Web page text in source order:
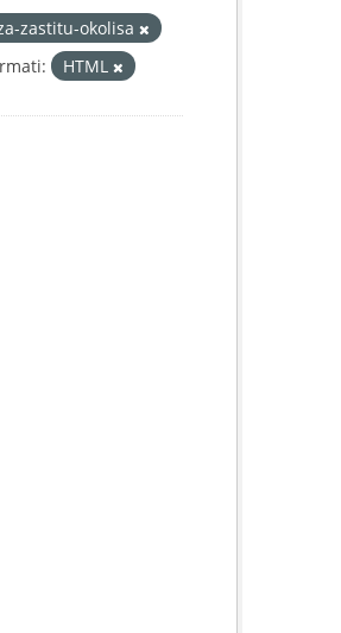
zastitu-okolisa
HTML